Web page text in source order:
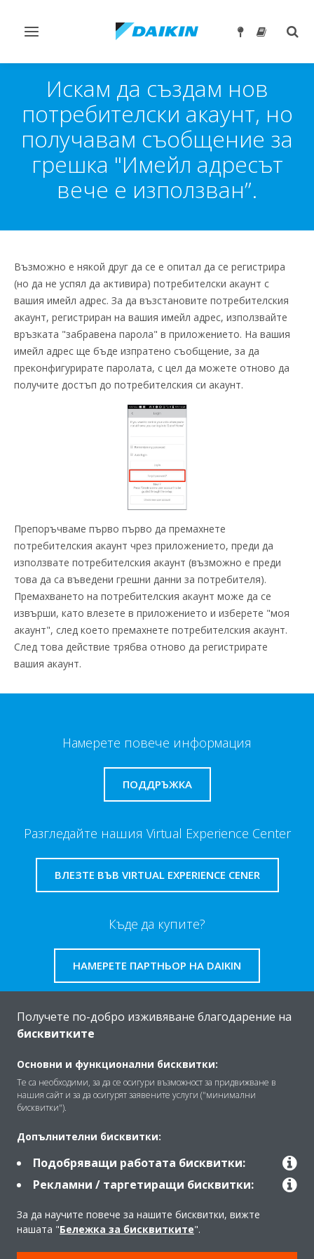
Превключване
навигация
Искам да създам нов
потребителски акаунт, но
получавам съобщение за
грешка "Имейл адресът
вече е използван”.
Възможно е някой друг да се е опитал да се регистрира
(но да не успял да активира) потребителски акаунт с
вашия имейл адрес. За да възстановите потребителския
акаунт, регистриран на вашия имейл адрес, използвайте
връзката "забравена парола" в приложението. На вашия
имейл адрес ще бъде изпратено съобщение, за да
преконфигурирате паролата, с цел да можете отново да
получите достъп до потребителския си акаунт.
Препоръчваме първо първо да премахнете
потребителския акаунт чрез приложението, преди да
използвате потребителския акаунт (възможно е преди
това да са въведени грешни данни за потребителя).
Премахването на потребителския акаунт може да се
извърши, като влезете в приложението и изберете "моя
акаунт", след което премахнете потребителския акаунт.
След това действие трябва отново да регистрирате
вашия акаунт.
Намерете повече информация
ПОДДРЪЖКА
Разгледайте нашия Virtual Experience Center
ВЛЕЗТЕ ВЪВ VIRTUAL EXPERIENCE CENER
Къде да купите?
НАМЕРЕТЕ ПАРТНЬОР НА DAIKIN
Решения
Контакт
Продукти
Получете по-добро изживяване благодарение на
бисквитките
Основни и функционални бисквитки:
Те са необходими, за да се осигури възможност за придвижване в
нашия сайт и за да осигурят заявените услуги ("минимални
бисквитки").
Допълнителни бисквитки:
Подобряващи работата бисквитки:
Рекламни / таргетиращи бисквитки:
За да научите повече за нашите бисквитки, вижте
нашата "Бележка за бисквитките".